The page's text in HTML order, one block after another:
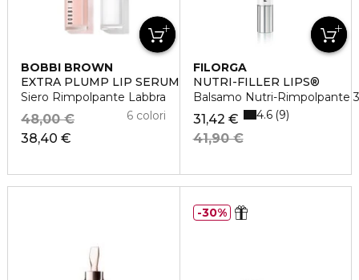
BOBBI BROWN
EXTRA PLUMP LIP SERUM
Siero Rimpolpante Labbra
38,40 €
48,00 € 6 colori
FILORGA
NUTRI-FILLER LIPS®
Balsamo Nutri-Rimpolpante
31,42 €
41,90 €
4.6 9
30%